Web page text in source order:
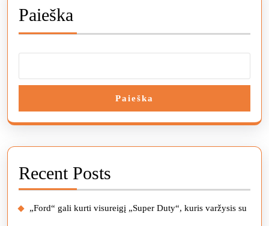
Paieška
Paieška
Recent Posts
„Ford“ gali kurti visureigį „Super Duty“, kuris varžysis su